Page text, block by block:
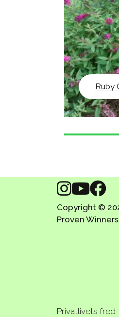
Ruby
Copyright ©
Proven
Privatlivets fred